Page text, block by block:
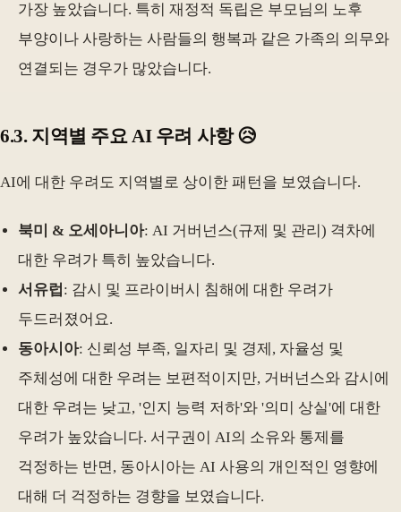
가장 높았습니다. 특히 재정적 독립은 부모님의 노후
부양이나 사랑하는 사람들의 행복과 같은 가족의 의무와
연결되는 경우가 많았습니다.
6.3. 지역별 주요 AI 우려 사항 😥
AI에 대한 우려도 지역별로 상이한 패턴을 보였습니다.
북미 & 오세아니아: AI 거버넌스(규제 및 관리) 격차에
대한 우려가 특히 높았습니다.
서유럽 : 감시 및 프라이버시 침해에 대한 우려가
두드러졌어요.
동아시아: 신뢰성 부족, 일자리 및 경제, 자율성 및
주체성에 대한 우려는 보편적이지만, 거버넌스와 감시에
대한 우려는 낮고, '인지 능력 저하'와 '의미 상실'에 대한
우려가 높았습니다. 서구권이 AI의 소유와 통제를
걱정하는 반면, 동아시아는 AI 사용의 개인적인 영향에
대해 더 걱정하는 경향을 보였습니다.